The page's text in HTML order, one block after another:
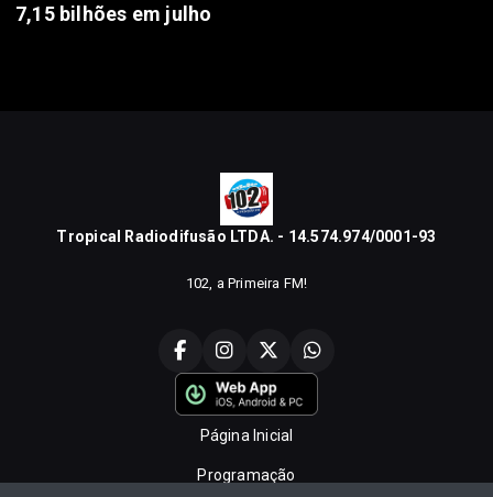
7,15 bilhões em julho
Tropical Radiodifusão LTDA. - 14.574.974/0001-93
102, a Primeira FM!
Página Inicial
Programação